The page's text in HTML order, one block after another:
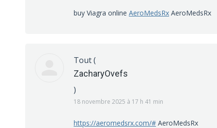
buy Viagra online AeroMedsRx AeroMedsRx
Tout(
ZacharyOvefs
)
18 novembre 2025 à 17 h 41 min
https://aeromedsrx.com/# AeroMedsRx